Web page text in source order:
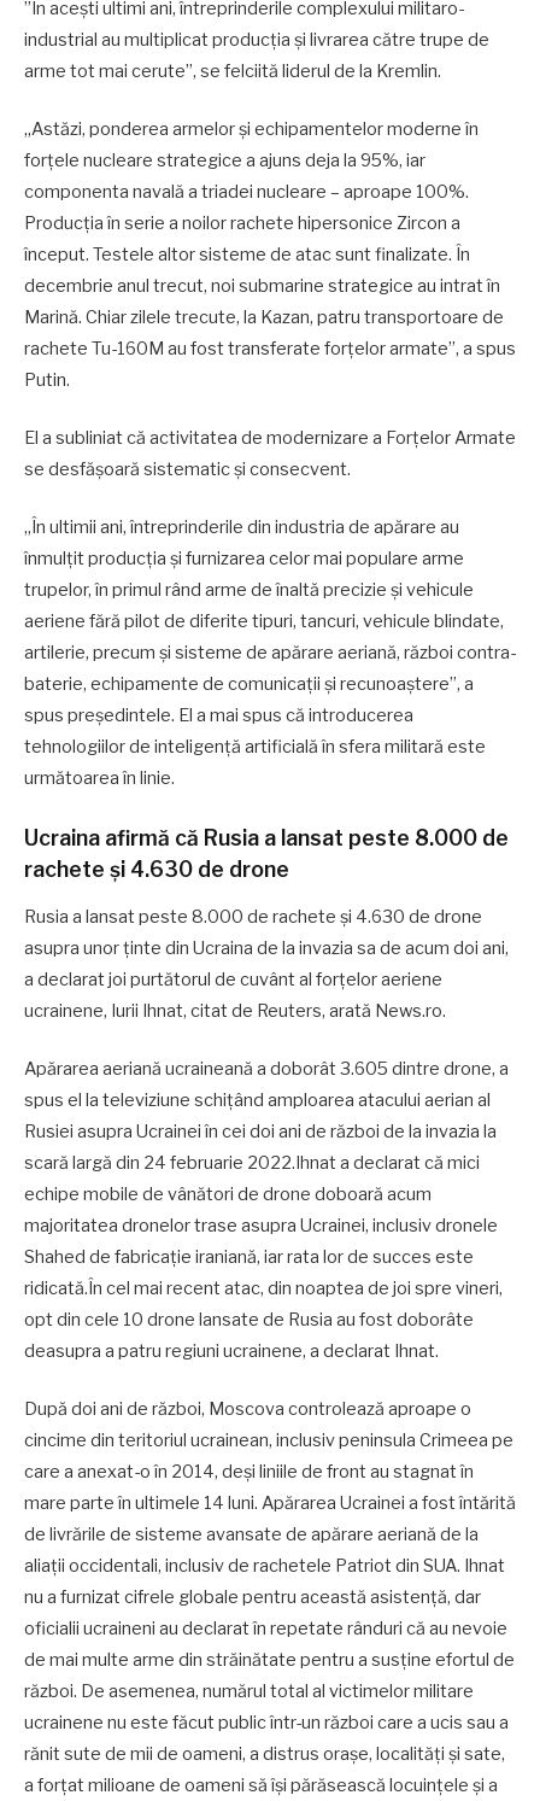
”În aceşti ultimi ani, întreprinderile complexului militaro-
industrial au multiplicat producţia şi livrarea către trupe de
arme tot mai cerute”, se felciită liderul de la Kremlin.
„Astăzi, ponderea armelor și echipamentelor moderne în
forțele nucleare strategice a ajuns deja la 95%, iar
componenta navală a triadei nucleare – aproape 100%.
Producția în serie a noilor rachete hipersonice Zircon a
început. Testele altor sisteme de atac sunt finalizate. În
decembrie anul trecut, noi submarine strategice au intrat în
Marină. Chiar zilele trecute, la Kazan, patru transportoare de
rachete Tu-160M au fost transferate forțelor armate”, a spus
Putin.
El a subliniat că activitatea de modernizare a Forțelor Armate
se desfășoară sistematic și consecvent.
„În ultimii ani, întreprinderile din industria de apărare au
înmulțit producția și furnizarea celor mai populare arme
trupelor, în primul rând arme de înaltă precizie și vehicule
aeriene fără pilot de diferite tipuri, tancuri, vehicule blindate,
artilerie, precum și sisteme de apărare aeriană, război contra-
baterie, echipamente de comunicații și recunoaștere”, a
spus președintele. El a mai spus că introducerea
tehnologiilor de inteligență artificială în sfera militară este
următoarea în linie.
Ucraina afirmă că Rusia a lansat peste 8.000 de
rachete şi 4.630 de drone
Rusia a lansat peste 8.000 de rachete şi 4.630 de drone
asupra unor ţinte din Ucraina de la invazia sa de acum doi ani,
a declarat joi purtătorul de cuvânt al forţelor aeriene
ucrainene, Iurii Ihnat, citat de Reuters, arată News.ro.
Apărarea aeriană ucraineană a doborât 3.605 dintre drone, a
spus el la televiziune schiţând amploarea atacului aerian al
Rusiei asupra Ucrainei în cei doi ani de război de la invazia la
scară largă din 24 februarie 2022.Ihnat a declarat că mici
echipe mobile de vânători de drone doboară acum
majoritatea dronelor trase asupra Ucrainei, inclusiv dronele
Shahed de fabricaţie iraniană, iar rata lor de succes este
ridicată.În cel mai recent atac, din noaptea de joi spre vineri,
opt din cele 10 drone lansate de Rusia au fost doborâte
deasupra a patru regiuni ucrainene, a declarat Ihnat.
După doi ani de război, Moscova controlează aproape o
cincime din teritoriul ucrainean, inclusiv peninsula Crimeea pe
care a anexat-o în 2014, deşi liniile de front au stagnat în
mare parte în ultimele 14 luni. Apărarea Ucrainei a fost întărită
de livrările de sisteme avansate de apărare aeriană de la
aliaţii occidentali, inclusiv de rachetele Patriot din SUA. Ihnat
nu a furnizat cifrele globale pentru această asistenţă, dar
oficialii ucraineni au declarat în repetate rânduri că au nevoie
de mai multe arme din străinătate pentru a susţine efortul de
război. De asemenea, numărul total al victimelor militare
ucrainene nu este făcut public într-un război care a ucis sau a
rănit sute de mii de oameni, a distrus oraşe, localităţi şi sate,
a forţat milioane de oameni să îşi părăsească locuinţele şi a